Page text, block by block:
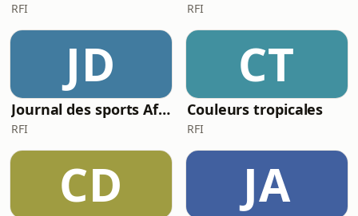
RFI RFI
JD
Journal des sports Afrique
RFI
CT
Couleurs tropicales
RFI
CD JA